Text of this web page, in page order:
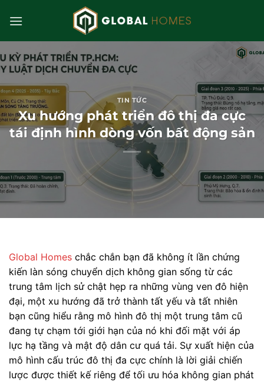
qua
dung
TIN TỨC
Xu hướng phát triển đô thị đa cực
tái định hình dòng vốn bất động sản
Global Homes chắc chắn bạn đã không ít lần chứng
kiến làn sóng chuyển dịch không gian sống từ các
trung tâm lịch sử chật hẹp ra những vùng ven đô hiện
đại, một xu hướng đã trở thành tất yếu và tất nhiên
bạn cũng hiểu rằng mô hình đô thị một trung tâm cũ
đang tự chạm tới giới hạn của nó khi đối mặt với áp
lực hạ tầng và mật độ dân cư quá tải. Sự xuất hiện của
mô hình cấu trúc đô thị đa cực chính là lời giải chiến
lược được thiết kế riêng để tối ưu hóa không gian phát